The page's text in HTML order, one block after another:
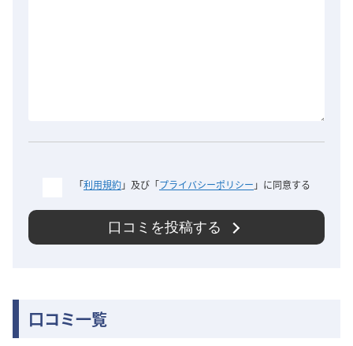
「利用規約」及び「プライバシーポリシー 」に同意する
口コミを投稿する
口コミ一覧